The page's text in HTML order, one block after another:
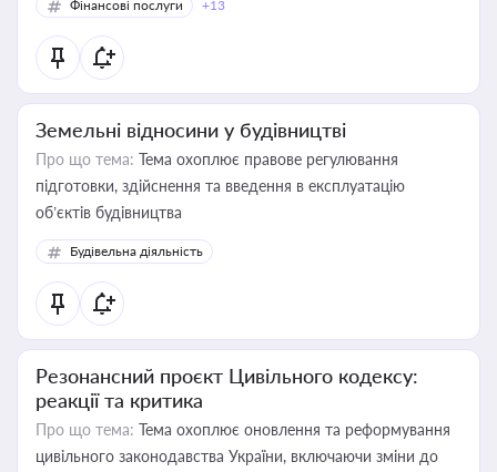
Фінансові послуги
+13
Земельні відносини у будівництві
Про що тема: Тема охоплює правове регулювання
підготовки, здійснення та введення в експлуатацію
об’єктів будівництва
Будівельна діяльність
Резонансний проєкт Цивільного кодексу:
реакції та критика
Про що тема: Тема охоплює оновлення та реформування
цивільного законодавства України, включаючи зміни до